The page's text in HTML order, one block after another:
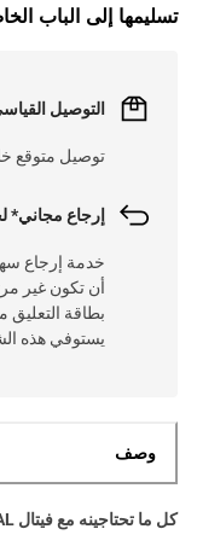
تسليمها إلى الباب
التوصيل
توصيل متوقع خلال 1-3 أيام عمل على
إرجاع مجاني*
أن تكون غير
بطاقة التعليق
يستوفي هذه
وصف
كل ما تحتاجينه مع فيتال VITAL